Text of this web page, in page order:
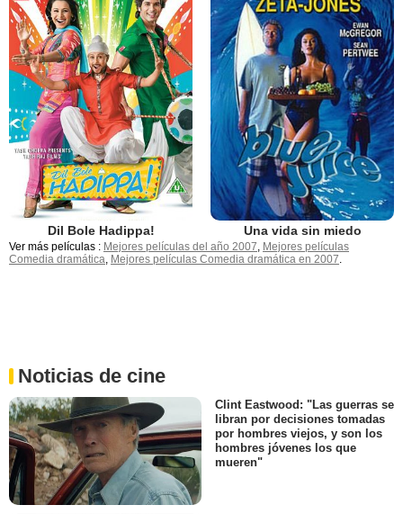
Dil Bole Hadippa! Una vida sin miedo
Ver más películas : Mejores películas del año 2007 Mejores películas
Comedia dramática Mejores películas Comedia dramática en 2007
Noticias de cine
Clint Eastwood: "Las guerras se
libran por decisiones tomadas
por hombres viejos, y son los
hombres jóvenes los que
mueren"